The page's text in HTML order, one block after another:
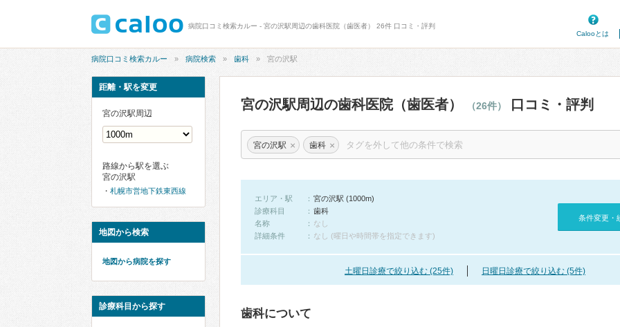
病院口コミ検索カルー - 宮の沢駅周辺の歯科医院（歯医者） 26件 口コミ・評判
Calooとは
病院口コミ検索カルー 病院検索 歯科 宮の沢駅
宮の沢駅周辺の歯科医院（歯医者） （26件） 口コミ・評判
宮の沢駅 × 歯科 ×
エリア・駅
宮の沢駅 (1000m)
診療科目
歯科
名称
なし
詳細条件
なし (曜日や時間帯を指定できます)
条件変更・
土曜日診療で絞り込む (25件) 日曜日診療で絞り込む (5件)
歯科について
距離・駅を変更
宮の沢駅周辺
路線から駅を選ぶ
宮の沢駅
札幌市営地下鉄東西線
地図から検索
地図から病院を探す
診療科目から探す